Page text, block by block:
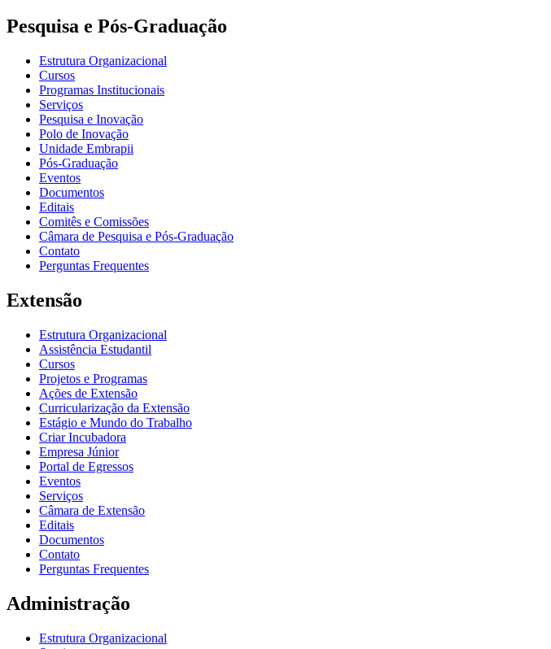
Pesquisa e Pós-Graduação
Estrutura Organizacional
Cursos
Programas Institucionais
Serviços
Pesquisa e Inovação
Polo de Inovação
Unidade Embrapii
Pós-Graduação
Eventos
Documentos
Editais
Comitês e Comissões
Câmara de Pesquisa e Pós-Graduação
Contato
Perguntas Frequentes
Extensão
Estrutura Organizacional
Assistência Estudantil
Cursos
Projetos e Programas
Ações de Extensão
Curricularização da Extensão
Estágio e Mundo do Trabalho
Criar Incubadora
Empresa Júnior
Portal de Egressos
Eventos
Serviços
Câmara de Extensão
Editais
Documentos
Contato
Perguntas Frequentes
Administração
Estrutura Organizacional